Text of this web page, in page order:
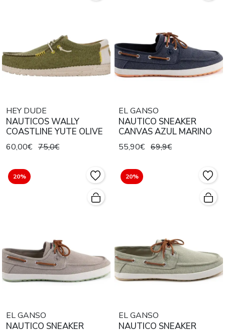
HEY DUDE
NAUTICOS WALLY
COASTLINE YUTE OLIVE
60,00€ 75,0€
EL GANSO
NAUTICO SNEAKER
CANVAS AZUL MARINO
55,90€ 69,9€
20%
EL GANSO
NAUTICO SNEAKER
20%
EL GANSO
NAUTICO SNEAKER